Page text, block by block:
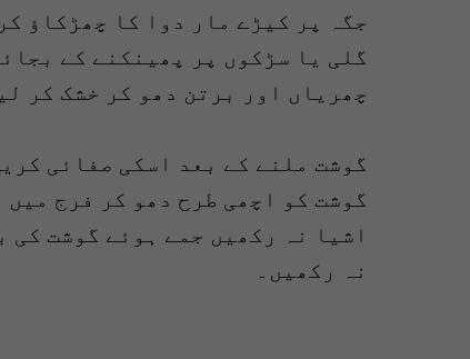
جگہ پر کیڑے مار دوا کا چھڑکاؤ
گلی یا سڑکوں پر پھینکنے کے
چھریاں اور برتن دھو کر خشک کر
گوشت ملنے کے بعد اسکی صفائی
گوشت کو اچھی طرح دھو کر فرج
اشیا نہ رکھیں جمے ہوئے گوشت کی
نہ رکھیں۔